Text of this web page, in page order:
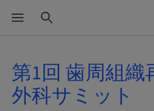
第1回 歯周組
外科サミット